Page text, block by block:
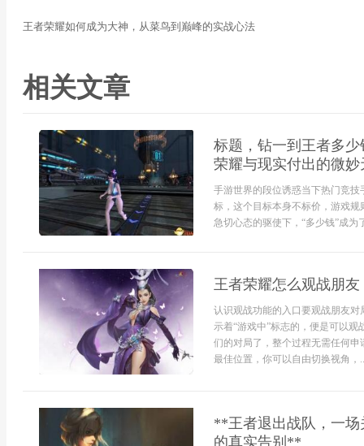
王者荣耀如何成为大神，从菜鸟到巅峰的实战心法
相关文章
标题，钻一到王者多
荣耀与现实付出的微妙
手游世界的段位诱惑当下热门竞
标，这个目标本身不标价，游戏
急切心态的驱使下，“多少钱”成为
王者荣耀怎么观战朋
认识观战功能的入口要观战朋友
示着“游戏中”标志的，便是可以
们的对局了，整个过程无需任何
最佳位置，你可以自由切换视角，
**王者退出战队，一
的真实告别**